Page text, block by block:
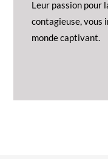
Leur passion pour
contagieuse, vous
monde captivant.